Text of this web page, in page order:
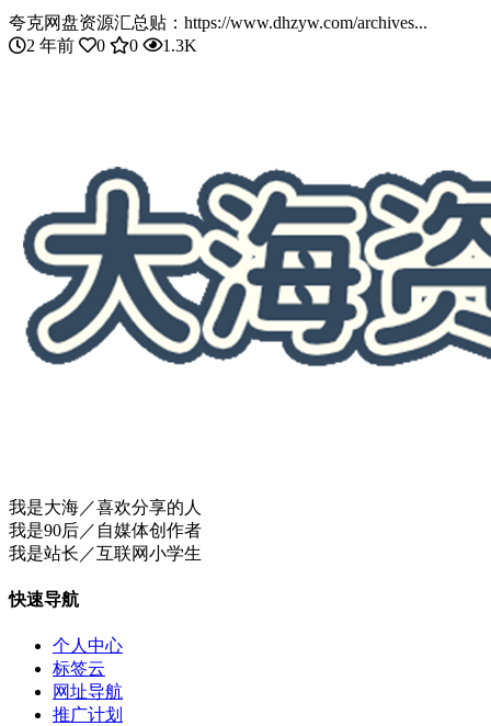
夸克网盘资源汇总贴：https://www.dhzyw.com/archives...
2 年前
0 0 1.3K
我是大海／喜欢分享的人
我是90后／自媒体创作者
我是站长／互联网小学生
快速导航
个人中心
标签云
网址导航
推广计划